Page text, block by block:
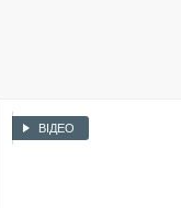
ВІДЕО